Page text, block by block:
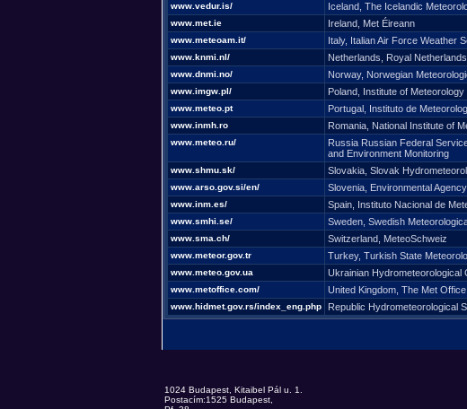
www.vedur.is/ Iceland, The Icelandic
www.met.ie Ireland, Met Éireann
www.meteoam.it/ Italy, Italian Air Force Weather
www.knmi.nl/ Netherlands, Royal
www.dnmi.no/ Norway, Norwegian
www.imgw.pl/ Poland, Institute of
www.meteo.pt Portugal, Instituto de
www.inmh.ro Romania, National Institute of
www.meteo.ru/
Russia Russian Federal
and Environment Monitoring
www.shmu.sk/ Slovakia, Slovak
www.arso.gov.si/en/ Slovenia, Environmental
www.inm.es/ Spain, Instituto Nacional de
www.smhi.se/ Sweden, Swedish
www.sma.ch/ Switzerland, MeteoSchweiz
www.meteor.gov.tr Turkey, Turkish State
www.meteo.gov.ua Ukrainian Hydrometeorological
www.metoffice.com/ United Kingdom, The Met Office
www.hidmet.gov.rs/index_eng.php Republic Hydrometeorological
1024 Budapest, Kitaibel Pál u. 1.
Postacím:1525 Budapest,